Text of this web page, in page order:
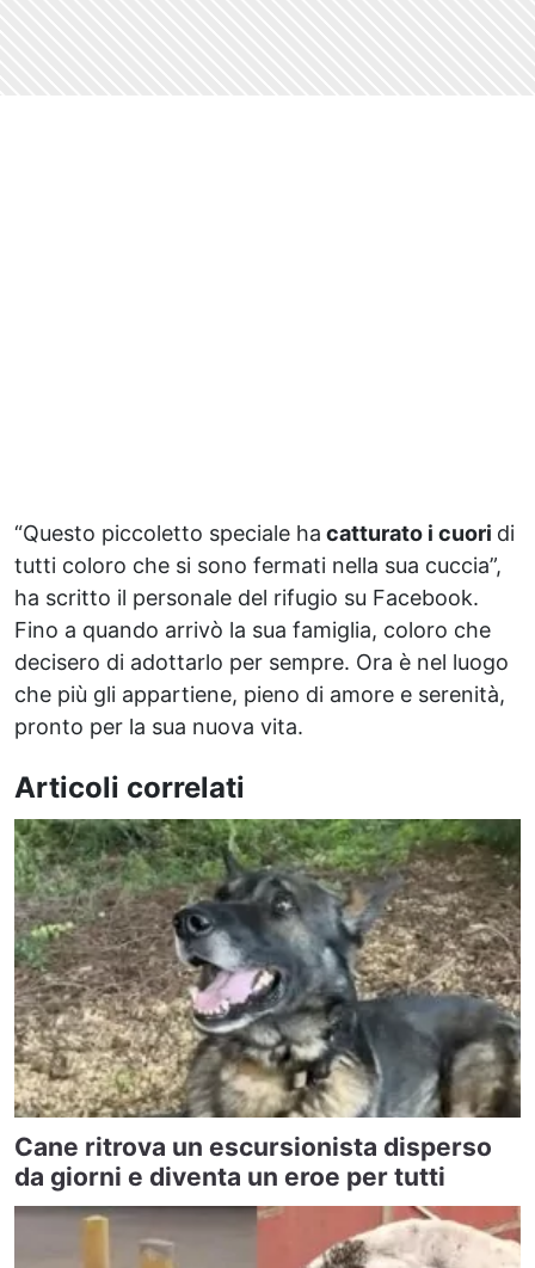
“Questo piccoletto speciale ha catturato i cuori di
tutti coloro che si sono fermati nella sua cuccia”,
ha scritto il personale del rifugio su Facebook.
Fino a quando arrivò la sua famiglia, coloro che
decisero di adottarlo per sempre. Ora è nel luogo
che più gli appartiene, pieno di amore e serenità,
pronto per la sua nuova vita.
Articoli correlati
Cane ritrova un escursionista disperso
da giorni e diventa un eroe per tutti